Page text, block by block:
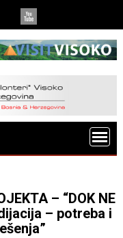
– “DOK NE
– potreba i